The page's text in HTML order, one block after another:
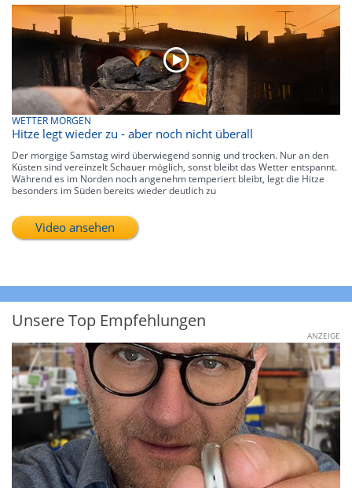
WETTER MORGEN
Hitze legt wieder zu - aber noch nicht überall
Der morgige Samstag wird überwiegend sonnig und trocken. Nur an den
Küsten sind vereinzelt Schauer möglich, sonst bleibt das Wetter entspannt.
Während es im Norden noch angenehm temperiert bleibt, legt die Hitze
besonders im Süden bereits wieder deutlich zu
Video ansehen
Unsere Top Empfehlungen
ANZEIGE